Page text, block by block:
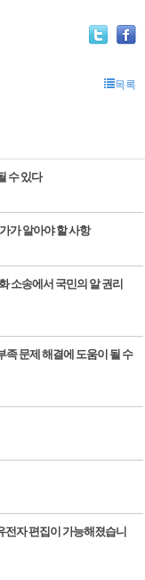
목록
수 있다
가 알아야 할 사항
소송에서 국민의 알 권리
족 문제 해결에 도움이 될 수
전자 편집이 가능해졌습니